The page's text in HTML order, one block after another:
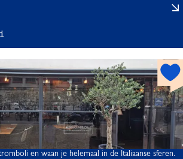
y
r
a
h
o
t
s
p
o
t
en waan je helemaal in de Italiaanse sferen.